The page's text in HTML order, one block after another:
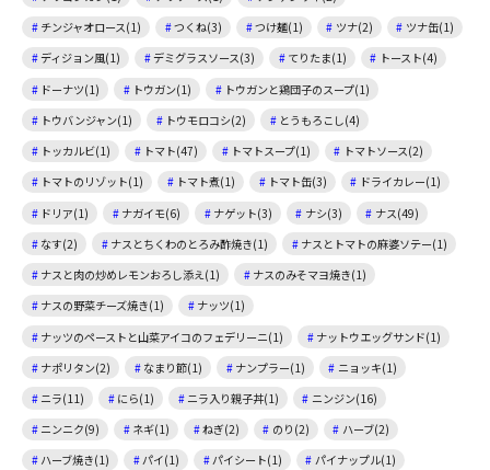
チンジャオロース(1)
つくね(3) つけ麺(1) ツナ(2)
ツナ缶(1)
ディジョン風(1)
デミグラスソース(3) てりたま(1)
トースト(4)
ドーナツ(1)
トウガン(1)
トウガンと鶏団子のスープ(1)
トウバンジャン(1)
トウモロコシ(2)
とうもろこし(4)
トッカルビ(1)
トマト(47) トマトスープ(1)
トマトソース(2)
トマトのリゾット(1)
トマト煮(1) トマト缶(3)
ドライカレー(1)
ドリア(1)
ナガイモ(6) ナゲット(3) ナシ(3)
ナス(49)
なす(2)
ナスとちくわのとろみ酢焼き(1)
ナスとトマトの麻婆ソテー(1)
ナスと肉の炒めレモンおろし添え(1)
ナスのみそマヨ焼き(1)
ナスの野菜チーズ焼き(1)
ナッツ(1)
ナッツのペーストと山菜アイコのフェデリーニ(1)
ナットウエッグサンド(1)
ナポリタン(2)
なまり節(1) ナンプラー(1)
ニョッキ(1)
ニラ(11)
にら(1) ニラ入り親子丼(1)
ニンジン(16)
ニンニク(9)
ネギ(1) ねぎ(2) のり(2)
ハーブ(2)
ハーブ焼き(1)
パイ(1) パイシート(1)
パイナップル(1)